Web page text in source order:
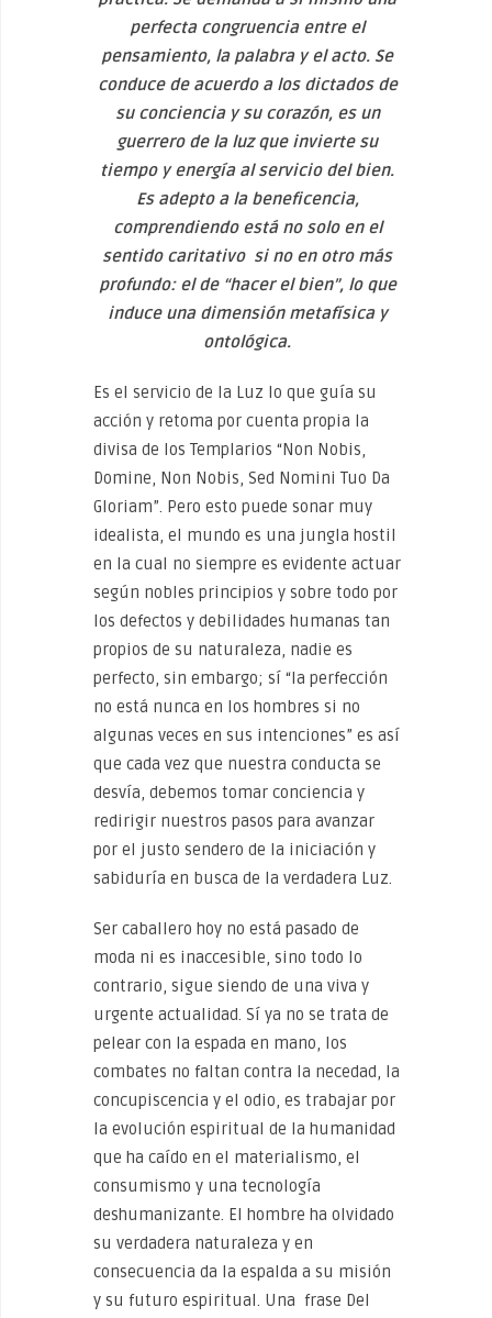
perfecta congruencia entre el
pensamiento, la palabra y el acto. Se
conduce de acuerdo a los dictados de
su conciencia y su corazón, es un
guerrero de la luz que invierte su
tiempo y energía al servicio del bien.
Es adepto a la beneficencia,
comprendiendo está no solo en el
sentido caritativo si no en otro más
profundo: el de “hacer el bien”, lo que
induce una dimensión metafísica y
ontológica.
Es el servicio de la Luz lo que guía su
acción y retoma por cuenta propia la
divisa de los Templarios “Non Nobis,
Domine, Non Nobis, Sed Nomini Tuo Da
Gloriam”. Pero esto puede sonar muy
idealista, el mundo es una jungla hostil
en la cual no siempre es evidente actuar
según nobles principios y sobre todo por
los defectos y debilidades humanas tan
propios de su naturaleza, nadie es
perfecto, sin embargo; sí “la perfección
no está nunca en los hombres si no
algunas veces en sus intenciones” es así
que cada vez que nuestra conducta se
desvía, debemos tomar conciencia y
redirigir nuestros pasos para avanzar
por el justo sendero de la iniciación y
sabiduría en busca de la verdadera Luz.
Ser caballero hoy no está pasado de
moda ni es inaccesible, sino todo lo
contrario, sigue siendo de una viva y
urgente actualidad. Sí ya no se trata de
pelear con la espada en mano, los
combates no faltan contra la necedad, la
concupiscencia y el odio, es trabajar por
la evolución espiritual de la humanidad
que ha caído en el materialismo, el
consumismo y una tecnología
deshumanizante. El hombre ha olvidado
su verdadera naturaleza y en
consecuencia da la espalda a su misión
y su futuro espiritual. Una frase Del